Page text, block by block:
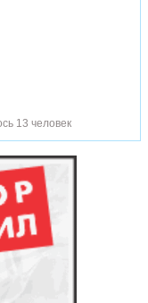
13 человек